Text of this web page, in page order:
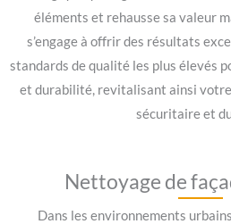
éléments et rehausse sa valeur
s’engage à offrir des résultats
standards de qualité les plus élevés
et durabilité, revitalisant ainsi votre
sécuritaire et
Nettoyage de
Dans les environnements